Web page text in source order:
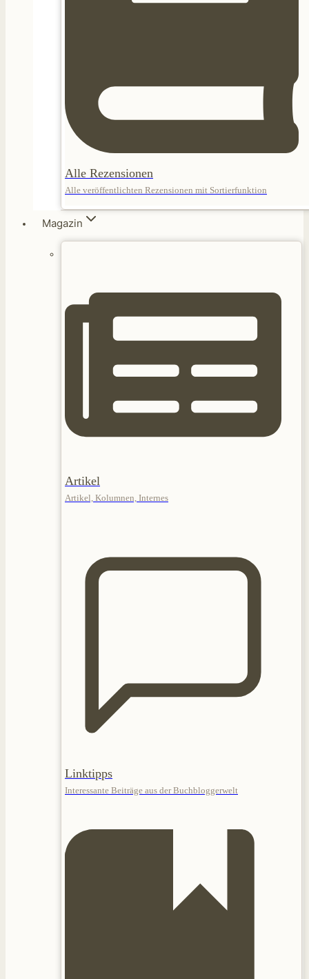
Alle Rezensionen
Alle veröffentlichten Rezensionen mit Sortierfunktion
Magazin
Artikel
Artikel, Kolumnen, Internes
Linktipps
Interessante Beiträge aus der Buchbloggerwelt